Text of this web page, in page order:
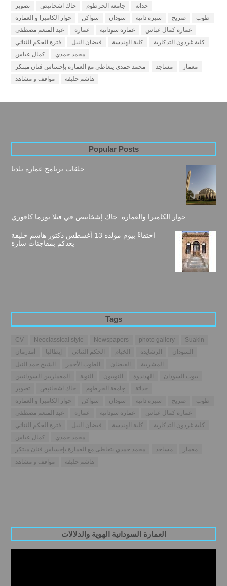
تصوير
جاك اشخانيص جامعة الخرطوم
حداثة
حوار الكاميرا و العمارة
سواكن سودان سيرة ذاتية ضريح
طوب
عبد المنعم مصطفى
عمارة عمارة سودانية
عمارة كمال عباس
فترة الحكم الثنائي
فيضان النيل كلية الهندسة
كلية غردون التذكارية
كمال عباس
محمد حمدي
محمد حمدي يتعاطى مع العمارة بإحساس فنان مبتكر
مساجد
معمار
مواقف و مشاهد
هاشم خليفة
Popular Posts
حلقات برنامج عمارة بلدنا
حوار الكاميرا والعمارة: جاك إشخانيص في فيلا نورما كافوري
احتفاءً بيوم مولده 13 أغسطس دكتور هاشم خليفة
يعدكم بمفاجئات سارة
Tags
CV Neoclassical style Newspapers photo gallery
Suakin
أمدرمان
إيطاليا الحكم الثنائي الخيام الرشايدة
السودان
الشيخ حمد النيل
الطوب الأحمر الفيضان
المشربية
المعماريين السودانيين
النوبة النوبيون الهدندوة
بيوت السودان
تصوير
جاك اشخانيص جامعة الخرطوم
حداثة
حوار الكاميرا و العمارة
سواكن سودان سيرة ذاتية ضريح
طوب
عبد المنعم مصطفى
عمارة عمارة سودانية
عمارة كمال عباس
فترة الحكم الثنائي
فيضان النيل كلية الهندسة
كلية غردون التذكارية
كمال عباس
محمد حمدي
محمد حمدي يتعاطى مع العمارة بإحساس فنان مبتكر
مساجد
معمار
مواقف و مشاهد
هاشم خليفة
العمارة السودانية الهوية والدلالات